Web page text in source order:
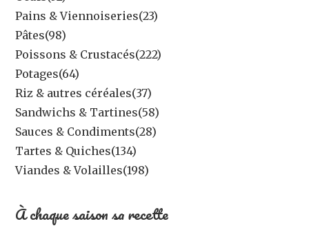
Pains & Viennoiseries(23)
Pâtes(98)
Poissons & Crustacés(222)
Potages(64)
Riz & autres céréales(37)
Sandwichs & Tartines(58)
Sauces & Condiments(28)
Tartes & Quiches(134)
Viandes & Volailles(198)
À chaque saison sa recette